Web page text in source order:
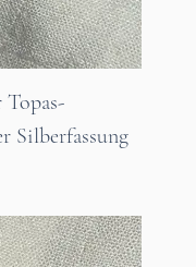
Topas-
Silberfassung